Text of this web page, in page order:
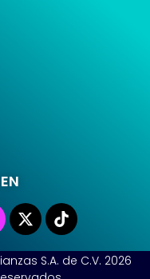
S.A. de C.V. 2026